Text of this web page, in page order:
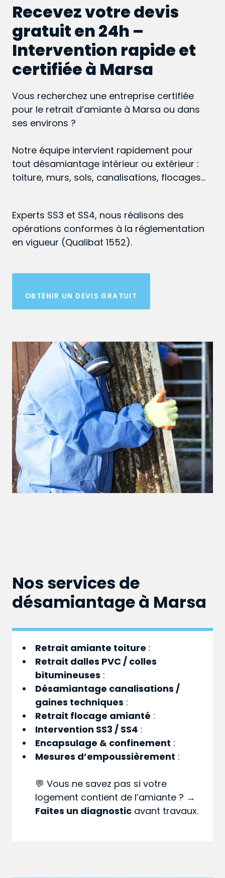
Recevez votre devis
gratuit en 24h –
Intervention rapide et
certifiée à Marsa
Vous recherchez une entreprise certifiée
pour le retrait d’amiante à Marsa ou dans
ses environs ?
Notre équipe intervient rapidement pour
tout désamiantage intérieur ou extérieur :
toiture, murs, sols, canalisations, flocages…
Experts SS3 et SS4, nous réalisons des
opérations conformes à la réglementation
en vigueur (Qualibat 1552).
OBTENIR UN DEVIS GRATUIT
Nos services de
désamiantage à Marsa
Retrait amiante toiture :
Retrait dalles PVC / colles
bitumineuses :
Désamiantage canalisations /
gaines techniques :
Retrait flocage amianté :
Intervention SS3 / SS4 :
Encapsulage & confinement :
Mesures d’empoussièrement :
💬 Vous ne savez pas si votre
logement contient de l’amiante ? →
Faites un diagnostic avant travaux.